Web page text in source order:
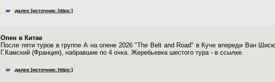
далее [источник: https:]
Опен в Китае
После пяти туров в группе А на опене 2026 "The Belt and Road" в Куче впереди Ван
Г.Камский (Франция), набравшие по 4 очка. Жеребьевка шестого тура - в ссылке.
далее [источник: https:]